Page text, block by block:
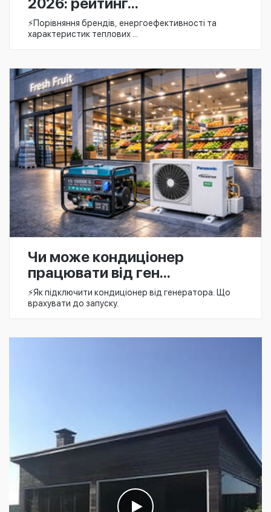
⚡️Порівняння брендів, енергоефективності та
характеристик теплових ...
Чи може кондиціонер
працювати від ген...
⚡️Як підключити кондиціонер від генератора. Що
врахувати до запуску.